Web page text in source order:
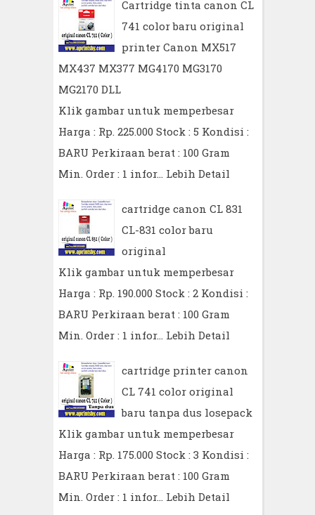
Cartridge tinta canon CL
741 color baru original
printer Canon MX517
MX437 MX377 MG4170 MG3170
MG2170 DLL
Klik gambar untuk memperbesar
Harga : Rp. 225.000 Stock : 5 Kondisi :
BARU Perkiraan berat : 100 Gram
Min. Order : 1 infor…
Lebih Detail
cartridge canon CL 831
CL-831 color baru
original
Klik gambar untuk memperbesar
Harga : Rp. 190.000 Stock : 2 Kondisi :
BARU Perkiraan berat : 100 Gram
Min. Order : 1 infor…
Lebih Detail
cartridge printer canon
CL 741 color original
baru tanpa dus losepack
Klik gambar untuk memperbesar
Harga : Rp. 175.000 Stock : 3 Kondisi :
BARU Perkiraan berat : 100 Gram
Min. Order : 1 infor…
Lebih Detail